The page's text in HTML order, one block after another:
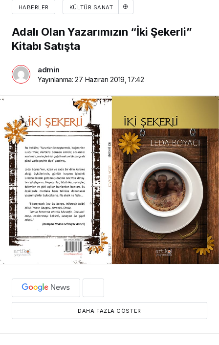
HABERLER KÜLTÜR SANAT
Adalı Olan Yazarımızın “İki Şekerli”
Kitabı Satışta
admin
Yayınlanma:27 Haziran 2019, 17:42
DAHA FAZLA GÖSTER